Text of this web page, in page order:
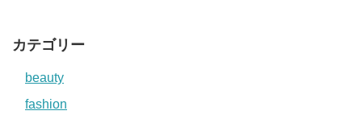
カテゴリー
beauty
fashion